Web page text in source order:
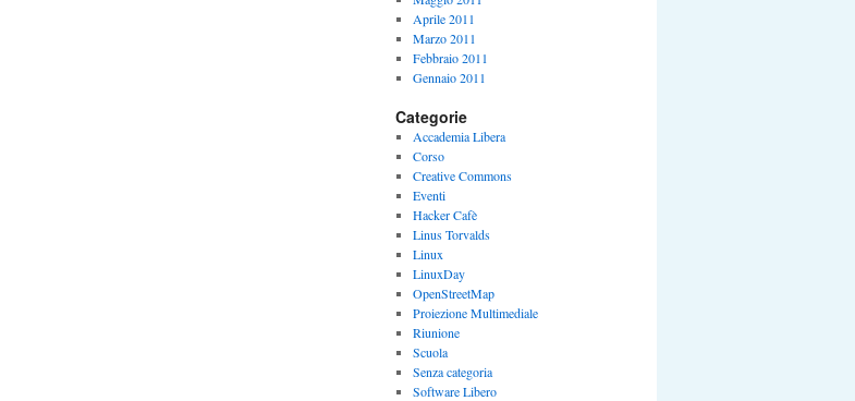
Aprile 2011
Marzo 2011
Febbraio 2011
Gennaio 2011
Categorie
Accademia Libera
Corso
Creative Commons
Eventi
Hacker Cafè
Linus Torvalds
Linux
LinuxDay
OpenStreetMap
Proiezione Multimediale
Riunione
Scuola
Senza categoria
Software Libero